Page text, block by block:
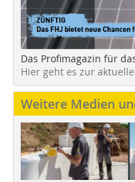
Das Profimagazin für
Hier geht es zur
Weitere Medien